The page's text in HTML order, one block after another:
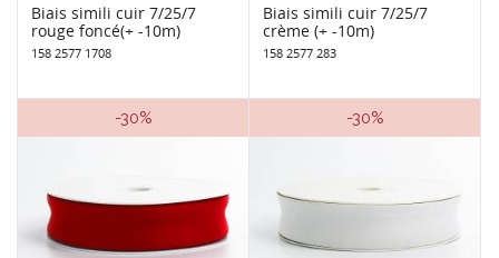
Biais simili cuir 7/25/7
rouge foncé(+ -10m)
158 2577 1708
Biais simili cuir 7/25/7
crème (+ -10m)
158 2577 283
-30% -30%